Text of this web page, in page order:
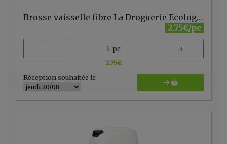
Brosse vaisselle fibre La Droguerie Ecologique
2.75€/pc
- 1 pc +
2.75€
Réception souhaitée le